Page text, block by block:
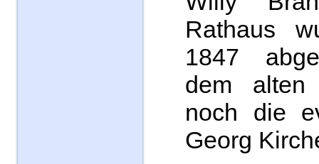
Rathaus
1847
dem alten
noch die
Georg